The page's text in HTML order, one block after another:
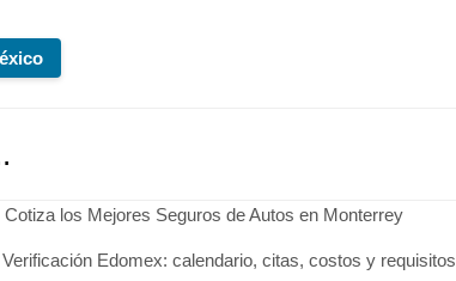
Cotiza los Mejores Seguros de Autos en Monterrey
Verificación Edomex: calendario, citas, costos y requisitos